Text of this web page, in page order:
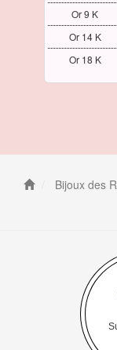
Or 9 K
Or 14 K
Or 18 K
Bijoux des